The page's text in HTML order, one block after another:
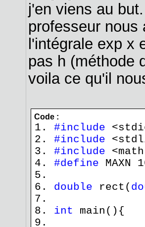
j'en viens au
professeur nous
l'intégrale exp x
pas h (méthode
voila ce qu'il
Code :
#include
#include
#include
#define MAXN
double rect(
int main(){